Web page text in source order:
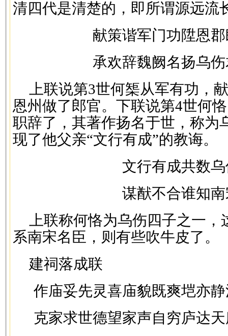
清四代是清楚的，即所谓源远流
献策谐军门功陞恩
承欢辞魏阙名扬乌
上联说第3世何榘从军有功，
恩州做了郎官。下联说第4世何
职辞了，其著作扬名于世，称为
现了他父亲“文行有成”的教诲。
文行有成共数
谋猷不合谁知
上联称何恪为乌伤四子之一
系南宋名臣，则有些吹牛皮了。
建祠落成联
作庙妥先灵喜庙貌既爽垲亦
克家求世德望家声自穷庐达